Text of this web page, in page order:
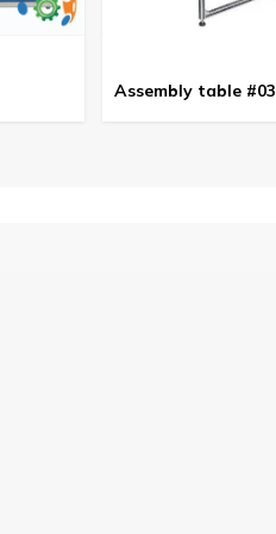
Assembly table #03